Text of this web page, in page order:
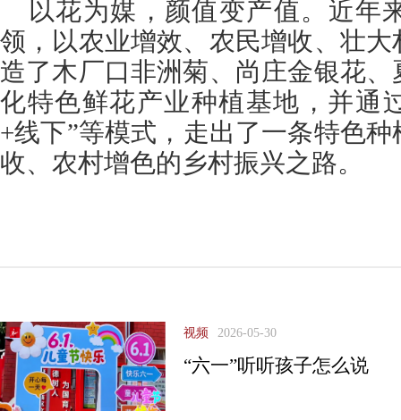
以花为媒，颜值变产值。近年
领，以农业增效、农民增收、壮
造了木厂口非洲菊、尚庄金银花
化特色鲜花产业种植基地，并通
+线下”等模式，走出了一条特色
收、农村增色的乡村振兴之路。
视频 2026-05-30
“六一”听听孩子怎么说